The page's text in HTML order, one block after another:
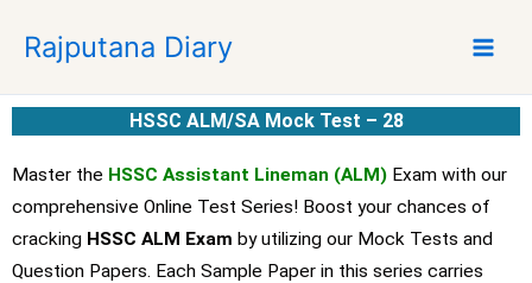
p
Rajputana Diary
HSSC ALM/SA Mock Test – 28
Master the HSSC Assistant Lineman (ALM) Exam with our
comprehensive Online Test Series! Boost your chances of
cracking HSSC ALM Exam by utilizing our Mock Tests and
Question Papers. Each Sample Paper in this series carries